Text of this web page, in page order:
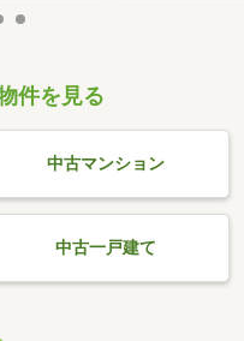
件を見る
中古マンション
中古一戸建て